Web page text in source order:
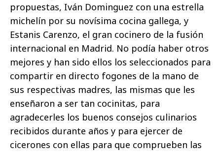
propuestas, Iván Dominguez con una estrella
michelín por su novísima cocina gallega, y
Estanis Carenzo, el gran cocinero de la fusión
internacional en Madrid. No podía haber otros
mejores y han sido ellos los seleccionados para
compartir en directo fogones de la mano de
sus respectivas madres, las mismas que les
enseñaron a ser tan cocinitas, para
agradecerles los buenos consejos culinarios
recibidos durante años y para ejercer de
cicerones con ellas para que comprueben las